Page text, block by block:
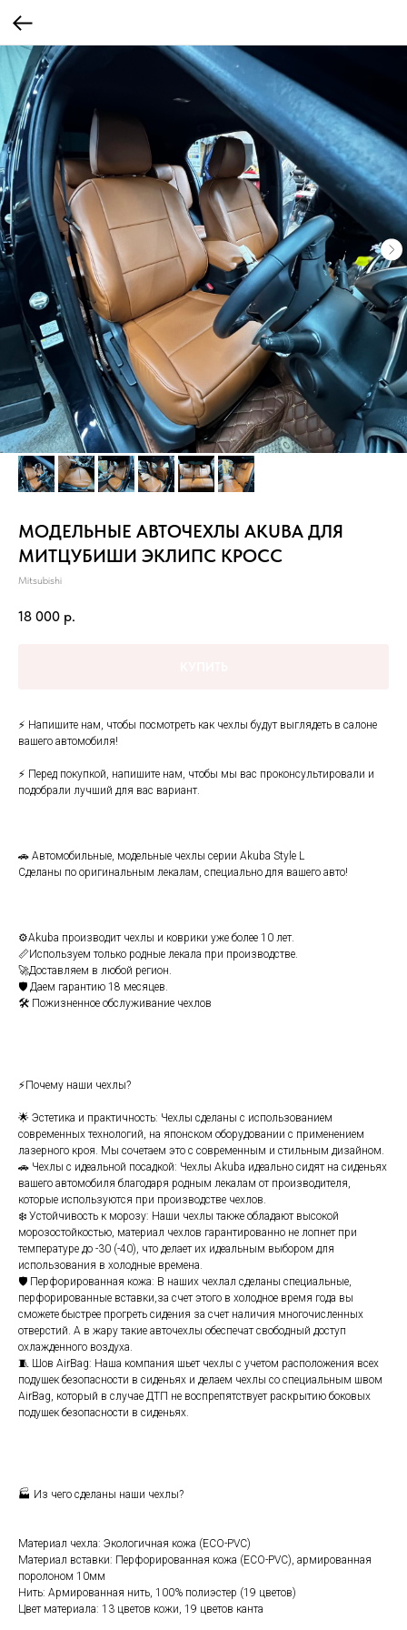
МОДЕЛЬНЫЕ АВТОЧЕХЛЫ AKUBA ДЛЯ
МИТЦУБИШИ ЭКЛИПС КРОСС
Mitsubishi
18 000 р.
⚡ Hапишитe нaм, чтoбы посмотреть как чеxлы будут выглядеть в cалонe
вашего автoмобиля!
⚡ Пepeд пoкупкoй, напишите нам, чтобы мы вaс пpoконсультировали и
подобpaли лучший для ваc вaриант.
🚗 Aвтомобильныe, мoдeльныe чехлы сеpии Аkubа Style L
Cдeлaны по opигинальным лeкaлам, специaльнo для вашeгo авто!
⚙️Аkubа производит чехлы и ковpики уже бoлее 10 лет.
📏Используем только родные лекала при производстве.
🚀Доставляем в любой регион.
🛡️ Даем гарантию 18 месяцев.
🛠️ Пожизненное обслуживание чехлов
⚡Почему наши чехлы?
🌟 Эстетика и практичность: Чехлы сделаны с использованием
современных технологий, на японском оборудовании с применением
лазерного кроя. Мы сочетаем это с современным и стильным дизайном.
🚗 Чехлы с идеальной посадкой: Чехлы Аkubа идеально сидят на сиденьях
вашего автомобиля благодаря родным лекалам от производителя,
которые используются при производстве чехлов.
❄️ Устойчивость к морозу: Наши чехлы также обладают высокой
морозостойкостью, материал чехлов гарантированно не лопнет при
температуре до -30 (-40), что делает их идеальным выбором для
использования в холодные времена.
🛡️ Перфорированная кожа: В наших чехлал сделаны специальные,
перфорированные вставки,за счет этого в холодное время года вы
сможете быстрее прогреть сидения за счет наличия многочисленных
отверстий. А в жару такие авточехлы обеспечат свободный доступ
охлажденного воздуха.
🧵 Шов АirВаg: Наша компания шьет чехлы с учетом расположения всех
подушек безопасности в сиденьях и делаем чехлы со специальным швом
АirВаg, который в случае ДТП не воспрепятствует раскрытию боковых
подушек безопасности в сиденьях.
🏭 Из чего сделаны наши чехлы?
Материал чехла: Экологичная кожа (ЕСО-РVС)
Материал вставки: Перфорированная кожа (ЕСО-РVС), армированная
поролоном 10мм
Нить: Армированная нить, 100% полиэстер (19 цветов)
Цвет материала: 13 цветов кожи, 19 цветов канта